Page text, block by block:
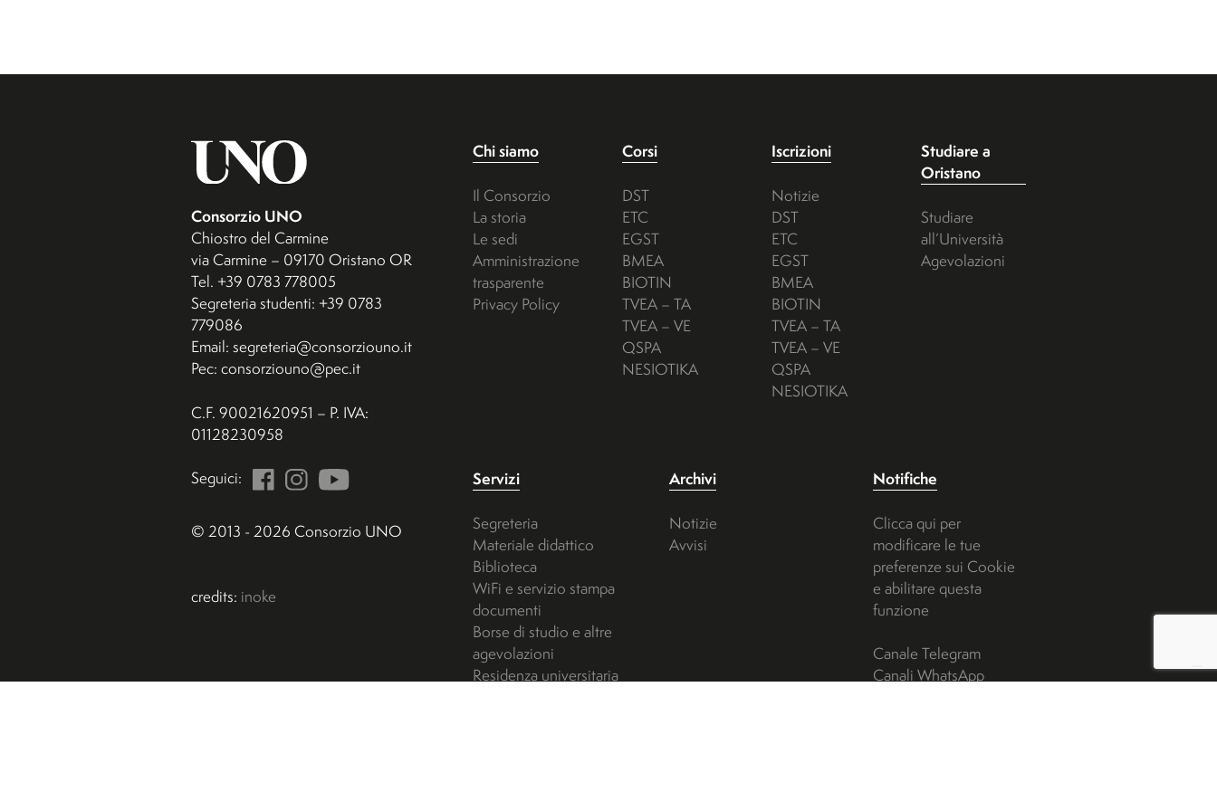
Consorzio UNO
Chiostro del Carmine
via Carmine – 09170 Oristano OR
Tel. +39 0783 778005
Segreteria studenti: +39 0783
779086
Email: segreteria@consorziouno.it
Pec: consorziouno@pec.it
C.F. 90021620951 – P. IVA:
01128230958
Seguici:
© 2013 - 2026 Consorzio UNO
credits: inoke
Chi siamo
Il Consorzio
La storia
Le sedi
Amministrazione
trasparente
Privacy Policy
Corsi
DST
ETC
EGST
BMEA
BIOTIN
TVEA – TA
TVEA – VE
QSPA
NESIOTIKA
Iscrizioni
Notizie
DST
ETC
EGST
BMEA
BIOTIN
TVEA – TA
TVEA – VE
QSPA
NESIOTIKA
Studiare a
Oristano
Studiare
all’Università
Agevolazioni
Servizi
Segreteria
Materiale didattico
Biblioteca
WiFi e servizio stampa
documenti
Borse di studio e altre
agevolazioni
Residenza universitaria
Archivi
Notizie
Avvisi
Notifiche
Clicca qui per
modificare le tue
preferenze sui Cookie
e abilitare questa
funzione
Canale Telegram
Canali WhatsApp